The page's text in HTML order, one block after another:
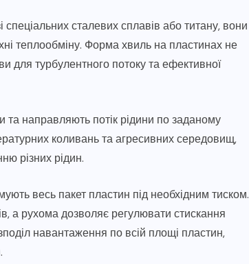
спеціальних сталевих сплавів або титану, вони
теплообміну. Форма хвиль на пластинах не
для турбулентного потоку та ефективної
та направляють потік рідини по заданому
коливань та агресивних середовищ,
різних рідин.
весь пакет пластин під необхідним тиском.
а рухома дозволяє регулювати стискання
навантаження по всій площі пластин,